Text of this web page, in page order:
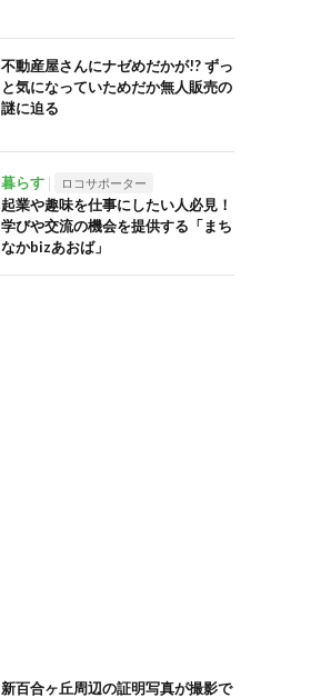
不動産屋さんにナゼめだかが!? ずっ
と気になっていためだか無人販売の
謎に迫る
暮らす ロコサポーター
起業や趣味を仕事にしたい人必見！
学びや交流の機会を提供する「まち
なかbizあおば」
新百合ヶ丘周辺の証明写真が撮影で